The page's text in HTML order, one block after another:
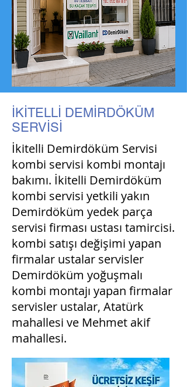
İKİTELLİ DEMİRDÖKÜM
SERVİSİ
İkitelli Demirdöküm Servisi
kombi servisi kombi montajı
bakımı. İkitelli Demirdöküm
kombi servisi yetkili yakın
Demirdöküm yedek parça
servisi firması ustası tamircisi.
kombi satışı değişimi yapan
firmalar ustalar servisler
Demirdöküm yoğuşmalı
kombi montajı yapan firmalar
servisler ustalar, Atatürk
mahallesi ve Mehmet akif
mahallesi.